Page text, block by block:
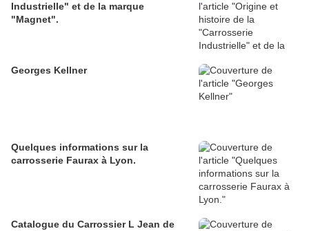
Industrielle" et de la marque
"Magnet".
Georges Kellner
Quelques informations sur la
carrosserie Faurax à Lyon.
Catalogue du Carrossier L Jean de